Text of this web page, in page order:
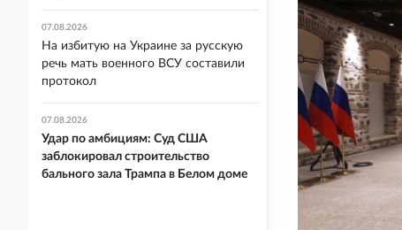
07.08.2026
На избитую на Украине за русскую
речь мать военного ВСУ составили
протокол
07.08.2026
Удар по амбициям: Суд США
заблокировал строительство
бального зала Трампа в Белом доме